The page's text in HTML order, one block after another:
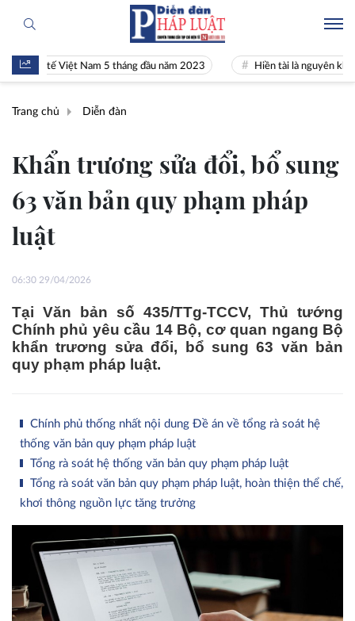
tế Việt Nam 5 tháng đầu năm 2023 Hiền tài là nguyên khí Quốc gia
Trang chủ Diễn đàn
Khẩn trương sửa đổi, bổ sung
63 văn bản quy phạm pháp
luật
06:30 29/04/2026
Tại Văn bản số 435/TTg-TCCV, Thủ tướng
Chính phủ yêu cầu 14 Bộ, cơ quan ngang Bộ
khẩn trương sửa đổi, bổ sung 63 văn bản
quy phạm pháp luật.
Chính phủ thống nhất nội dung Đề án về tổng rà soát hệ
thống văn bản quy phạm pháp luật
Tổng rà soát hệ thống văn bản quy phạm pháp luật
Tổng rà soát văn bản quy phạm pháp luật, hoàn thiện thể chế,
khơi thông nguồn lực tăng trưởng